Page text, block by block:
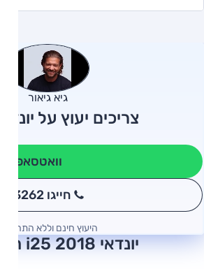
גיא גיאור
צריכים יעוץ על יונדאי i25?
וואטסאפ
חייגו 3262
היעוץ חינם וללא התחייבות
יונדאי i25 2018 חוות דעת